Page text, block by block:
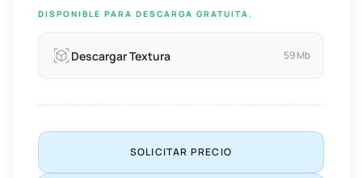
DISPONIBLE PARA DESCARGA GRATUITA.
Descargar Textura 59 Mb
SOLICITAR PRECIO